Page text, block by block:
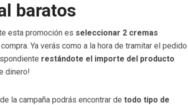
baratos
esta promoción es seleccionar 2 cremas
Ya verás como a la hora de tramitar el pedido
restándote el importe del producto
dinero!
la campaña podrás encontrar de todo tipo de